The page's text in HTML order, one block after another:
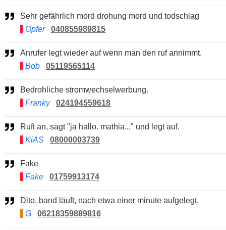
Sehr gefährlich mord drohung mord und todschlag
Opfer
040855989815
Anrufer legt wieder auf wenn man den ruf annimmt.
Bob
05119565114
Bedrohliche stromwechselwerbung.
Franky
024194559618
Ruft an, sagt "ja hallo. mathia..." und legt auf.
KiAS
08000003739
Fake
Fake
01759913174
Dito, band läuft, nach etwa einer minute aufgelegt.
G
06218359889816